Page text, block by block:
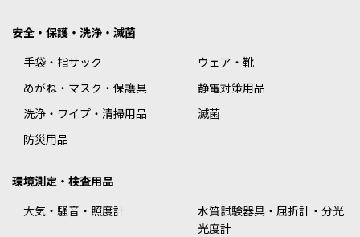
安全・保護・洗浄・滅菌
手袋・指サック
ウェア・靴
めがね・マスク・保護具
静電対策用品
洗浄・ワイプ・清掃用品
滅菌
防災用品
環境測定・検査用品
大気・騒音・照度計
水質試験器具・屈折計・分光
光度計